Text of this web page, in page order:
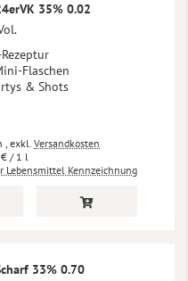
35% 0.02
Flaschen
& Shots
, exkl. Versandkosten
/ 1 l
Lebensmittel Kennzeichnung
33% 0.70